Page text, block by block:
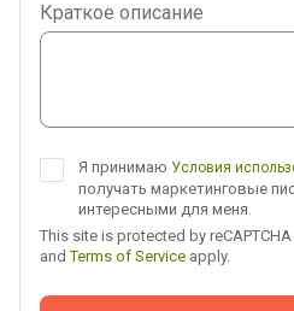
Telegram
Краткое описание
Я принимаю Условия
получать маркетинговые
интересными для меня.
This site is protected by
andTerms of Service apply.